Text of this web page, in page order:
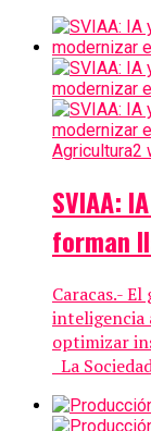
Agricultura2
SVIAA:
forman
Caracas.-
inteligencia
optimizar
La